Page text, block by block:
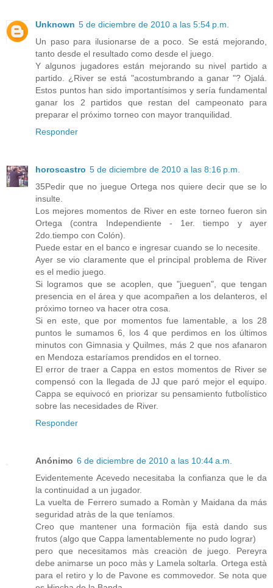
Unknown 5 de diciembre de 2010 a las 5:54 p.m.
Un paso para ilusionarse de a poco. Se está mejorando,
tanto desde el resultado como desde el juego.
Y algunos jugadores están mejorando su nivel partido a
partido. ¿River se está "acostumbrando a ganar "? Ojalá.
Estos puntos han sido importantísimos y sería fundamental
ganar los 2 partidos que restan del campeonato para
preparar el próximo torneo con mayor tranquilidad.
Responder
horoscastro 5 de diciembre de 2010 a las 8:16 p.m.
35Pedir que no juegue Ortega nos quiere decir que se lo
insulte.
Los mejores momentos de River en este torneo fueron sin
Ortega (contra Independiente - 1er. tiempo y ayer
2do.tiempo con Colón).
Puede estar en el banco e ingresar cuando se lo necesite.
Ayer se vio claramente que el principal problema de River
es el medio juego.
Si logramos que se acoplen, que "jueguen", que tengan
presencia en el área y que acompañen a los delanteros, el
próximo torneo va hacer otra cosa.
Si en este, que por momentos fue lamentable, a los 28
puntos le sumamos 6, los 4 que perdimos en los últimos
minutos con Gimnasia y Quilmes, más 2 que nos afanaron
en Mendoza estaríamos prendidos en el torneo.
El error de traer a Cappa en estos momentos de River se
compensó con la llegada de JJ que paró mejor el equipo.
Cappa se equivocó en priorizar su pensamiento futbolístico
sobre las necesidades de River.
Responder
Anónimo 6 de diciembre de 2010 a las 10:44 a.m.
Evidentemente Acevedo necesitaba la confianza que le da
la continuidad a un jugador.
La vuelta de Ferrero sumado a Romàn y Maidana da más
seguridad atràs de la que teníamos.
Creo que mantener una formaciòn fija està dando sus
frutos (algo que Cappa lamentablemente no pudo lograr)
pero que necesitamos màs creaciòn de juego. Pereyra
debe animarse un poco màs y Lamela soltarla. Ortega està
para el retiro y lo de Pavone es commovedor. Se nota que